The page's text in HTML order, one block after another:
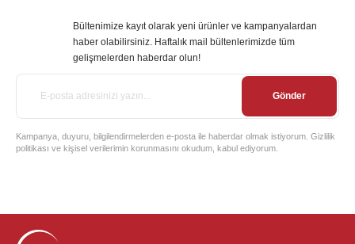
Bültenimize kayıt olarak yeni ürünler ve kampanyalardan
haber olabilirsiniz. Haftalık mail bültenlerimizde tüm
gelişmelerden haberdar olun!
Gönder
Kampanya, duyuru, bilgilendirmelerden e-posta ile haberdar olmak istiyorum. Gizlilik
politikası ve kişisel verilerimin korunmasını okudum, kabul ediyorum.